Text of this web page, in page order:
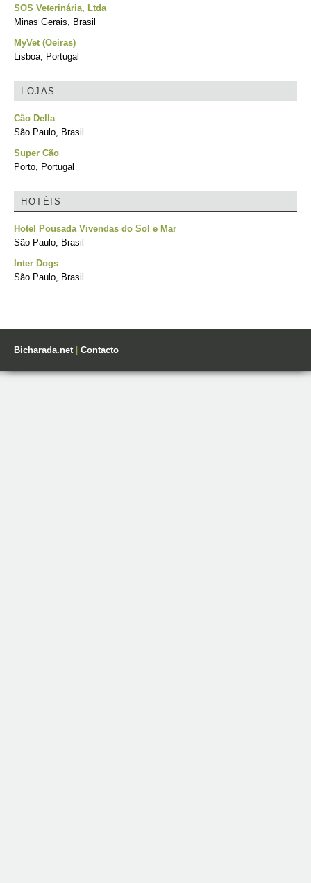
SOS Veterinária, Ltda
Minas Gerais, Brasil
MyVet (Oeiras)
Lisboa, Portugal
LOJAS
Cão Della
São Paulo, Brasil
Super Cão
Porto, Portugal
HOTÉIS
Hotel Pousada Vivendas do Sol e Mar
São Paulo, Brasil
Inter Dogs
São Paulo, Brasil
Bicharada.net| Contacto